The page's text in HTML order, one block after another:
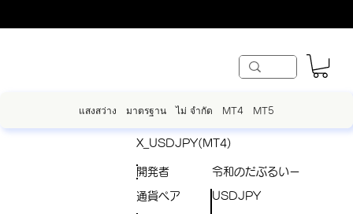
แสงสว่าง มาตรฐาน ไม่ จำกัด MT4 MT5
X_USDJPY(MT4)
開発者 令和のだぶるいー
USDJPY
通貨ペア